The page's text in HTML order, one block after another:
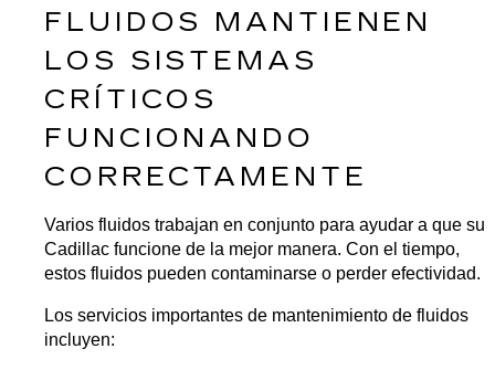
FLUIDOS MANTIENEN
LOS SISTEMAS
CRÍTICOS
FUNCIONANDO
CORRECTAMENTE
Varios fluidos trabajan en conjunto para ayudar a que su
Cadillac funcione de la mejor manera. Con el tiempo,
estos fluidos pueden contaminarse o perder efectividad.
Los servicios importantes de mantenimiento de fluidos
incluyen: